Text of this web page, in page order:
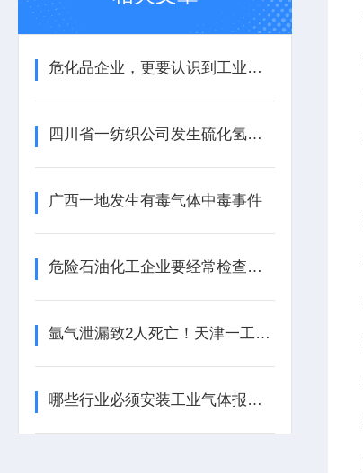
危化品企业，更要认识到工业气体报警器的重要性
四川省一纺织公司发生硫化氢中毒事件
广西一地发生有毒气体中毒事件
危险石油化工企业要经常检查工业气体报警器的报警效果
氩气泄漏致2人死亡！天津一工业园内发生安全事故
哪些行业必须安装工业气体报警器？这些地方不装可能违法！